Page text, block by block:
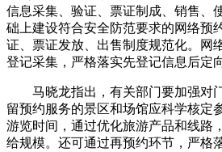
信息采集、验证、票证制成、销售、
础上建设符合安全防范要求的网络预
证、票证发放、出售制度规范化。网
登记采集，严格落实先登记信息后定
马晓龙指出，有关部门要加强对
留预约服务的景区和场馆应科学核定
游览时间，通过优化旅游产品和线路
给规模。还可通过再预约环节，严格